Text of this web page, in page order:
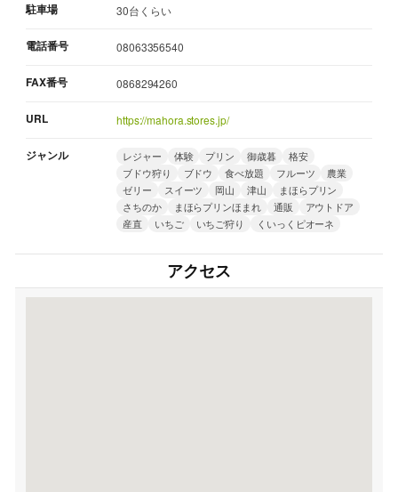
駐車場 30台くらい
電話番号 08063356540
FAX番号 0868294260
URL https://mahora.stores.jp/
ジャンル レジャー 体験 プリン 御歳暮
格安
ブドウ狩り
ブドウ 食べ放題 フルーツ
農業
ゼリー
スイーツ 岡山 津山
まほらプリン
さちのか
まほらプリンほまれ 通販
アウトドア
産直
いちご いちご狩り くいっくピオーネ
アクセス